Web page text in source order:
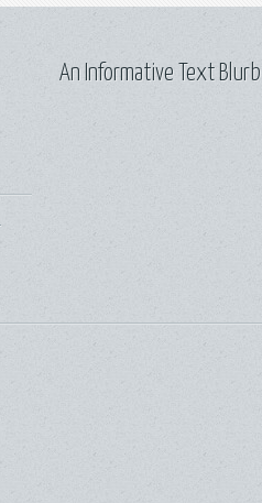
An Informative Text Blurb